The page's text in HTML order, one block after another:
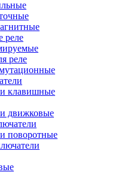
реле
реле
клавишные
движковые
поворотные